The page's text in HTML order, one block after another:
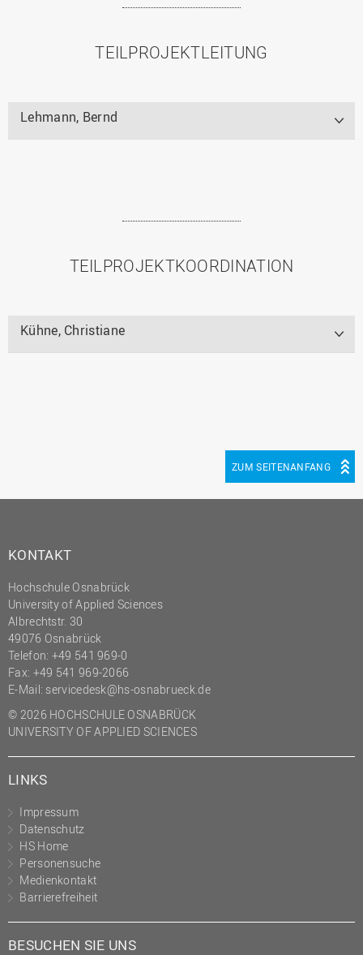
TEILPROJEKTLEITUNG
Lehmann, Bernd
TEILPROJEKTKOORDINATION
Kühne, Christiane
ZUM SEITENANFANG
KONTAKT
Hochschule Osnabrück
University of Applied Sciences
Albrechtstr. 30
49076 Osnabrück
Telefon: +49 541 969-0
Fax: +49 541 969-2066
E-Mail: servicedesk@hs-osnabrueck.de
© 2026 HOCHSCHULE OSNABRÜCK
UNIVERSITY OF APPLIED SCIENCES
LINKS
Impressum
Datenschutz
HS Home
Personensuche
Medienkontakt
Barrierefreiheit
BESUCHEN SIE UNS